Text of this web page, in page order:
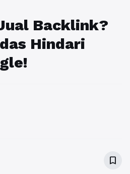
Backlink?
Hindari
bookmark_border